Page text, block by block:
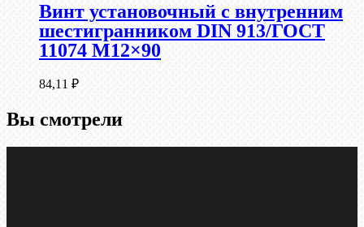
Винт установочный с внутренним
шестигранником DIN 913/ГОСТ
11074 М12×90
84,11 ₽
Вы смотрели